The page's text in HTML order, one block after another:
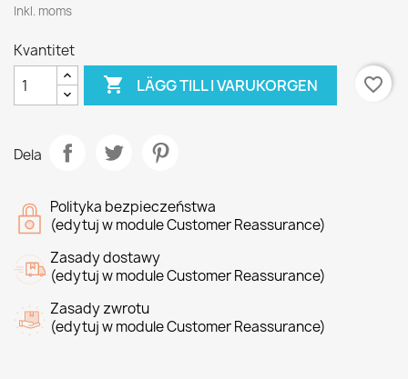
Inkl. moms
Kvantitet
 LÄGG TILL I VARUKORGEN favorite_border
Dela
Polityka bezpieczeństwa
(edytuj w module Customer Reassurance)
Zasady dostawy
(edytuj w module Customer Reassurance)
Zasady zwrotu
(edytuj w module Customer Reassurance)